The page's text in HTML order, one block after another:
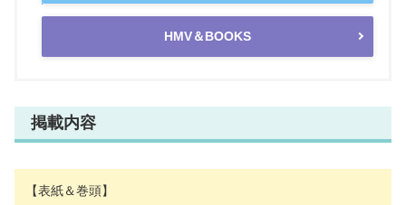
HMV＆BOOKS
掲載内容
【表紙＆巻頭】